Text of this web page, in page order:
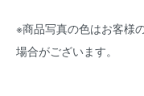
※商品写真の色はお客様
場合がございます。